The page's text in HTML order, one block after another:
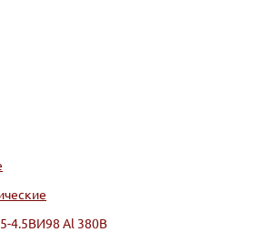
4.5ВИ98 Al 380В